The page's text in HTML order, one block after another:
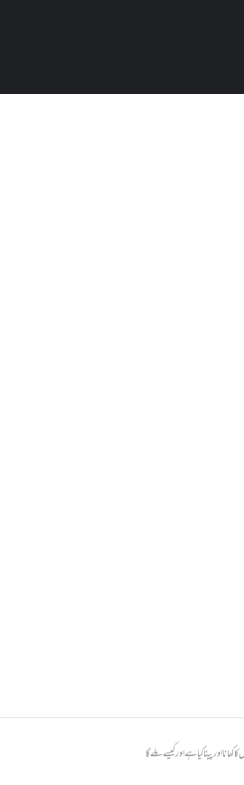
کھانا اور پینا کیا ہے اور کیسے ملے گا